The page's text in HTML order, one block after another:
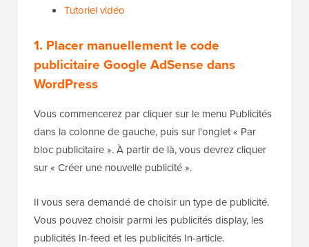
Tutoriel vidéo
1. Placer manuellement le code
publicitaire Google AdSense dans
WordPress
Vous commencerez par cliquer sur le menu Publicités
dans la colonne de gauche, puis sur l'onglet « Par
bloc publicitaire ». À partir de là, vous devrez cliquer
sur « Créer une nouvelle publicité ».
Il vous sera demandé de choisir un type de publicité.
Vous pouvez choisir parmi les publicités display, les
publicités In-feed et les publicités In-article.